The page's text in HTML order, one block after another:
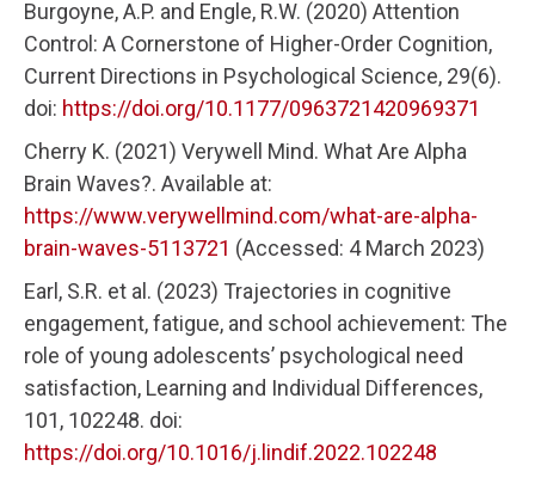
Burgoyne, A.P. and Engle, R.W. (2020) Attention
Control: A Cornerstone of Higher-Order Cognition,
Current Directions in Psychological Science, 29(6).
doi: https://doi.org/10.1177/0963721420969371
Cherry Κ. (2021) Verywell Mind. What Are Alpha
Brain Waves?. Available at:
https://www.verywellmind.com/what-are-alpha-
brain-waves-5113721 (Accessed: 4 March 2023)
Earl, S.R. et al. (2023) Trajectories in cognitive
engagement, fatigue, and school achievement: The
role of young adolescents’ psychological need
satisfaction, Learning and Individual Differences,
101, 102248. doi:
https://doi.org/10.1016/j.lindif.2022.102248